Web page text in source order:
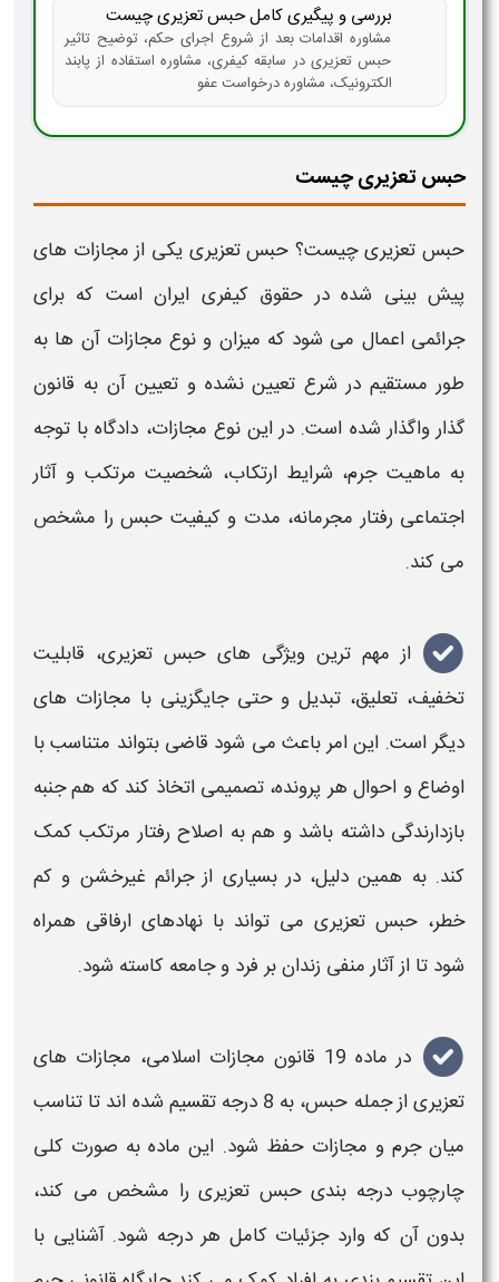
بررسی و پیگیری کامل حبس تعزیری چیست
مشاوره اقدامات بعد از شروع اجرای حکم، توضیح تاثیر
حبس تعزیری در سابقه کیفری، مشاوره استفاده از پابند
الکترونیک، مشاوره درخواست عفو
حبس تعزیری چیست
حبس تعزیری چیست؟ حبس تعزیری یکی از مجازات های
پیش بینی شده در حقوق کیفری ایران است که برای
جرائمی اعمال می شود که میزان و نوع مجازات آن ها به
طور مستقیم در شرع تعیین نشده و تعیین آن به قانون
گذار واگذار شده است. در این نوع مجازات، دادگاه با توجه
به ماهیت جرم، شرایط ارتکاب، شخصیت مرتکب و آثار
اجتماعی رفتار مجرمانه، مدت و کیفیت حبس را مشخص
می کند.
از مهم ترین ویژگی های حبس تعزیری، قابلیت
تخفیف، تعلیق، تبدیل و حتی جایگزینی با مجازات های
دیگر است. این امر باعث می شود قاضی بتواند متناسب با
اوضاع و احوال هر پرونده، تصمیمی اتخاذ کند که هم جنبه
بازدارندگی داشته باشد و هم به اصلاح رفتار مرتکب کمک
کند. به همین دلیل، در بسیاری از جرائم غیرخشن و کم
خطر، حبس تعزیری می تواند با نهادهای ارفاقی همراه
شود تا از آثار منفی زندانبر فرد و جامعه کاسته شود.
در ماده 19 قانون مجازات اسلامی، مجازات های
تعزیریاز جمله حبس
، به 8 درجه تقسیم شده اند تا تناسب
میان جرم و مجازات حفظ شود. این ماده به صورت کلی
چارچوب درجه بندیحبس تعزیری را مشخص می کند،
بدون آن که وارد جزئیات کامل هر درجه شود. آشنایی با